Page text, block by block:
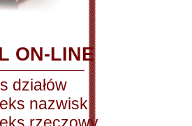
ON-LINE
działów
nazwisk